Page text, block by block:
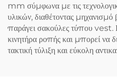
mm σύμφωνα με τις
υλικών, διαθέτοντας
παράγει σακούλες τύπου vest.
κινητήρα ροπής και μπορεί να
τακτική τύλιξη και εύκολη